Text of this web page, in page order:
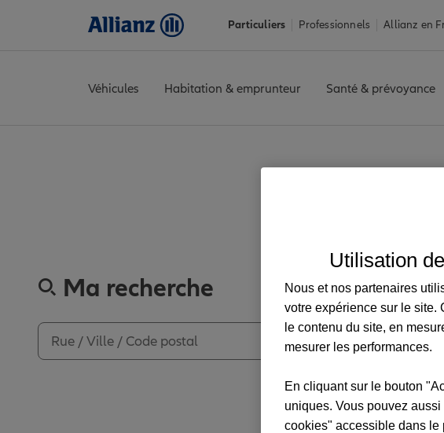
Particuliers Professionnels Allianz en
Véhicules Habitation & emprunteur Santé & prévoyance
Découvrez
Ma recherche
Utilisation
Nous et nos partenaires
votre expérience sur le site.
le contenu du site, en
mesurer les performances.
En cliquant sur le bouton
uniques. Vous pouvez
cookies" accessible dans le